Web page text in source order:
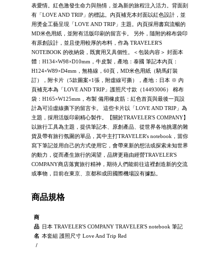
表愛情。紅色激發生命力與熱情，並為新的旅程注入活力。背面刻
有「LOVE AND TRIP」的標誌。內頁補充本封面以紅色設計，並
用燙金工藝呈現「LOVE AND TRIP」主題。內頁採用書寫流暢的
MD米色用紙，並附有活版印刷的留言卡。 另外，隨附的棉布袋印
有原創設計，並且使用較厚的布料，作為 TRAVELER'S
NOTEBOOK 的收納袋，既實用又具個性。＜包裝內容＞ 封面本
體：H134×W98×D10mm，牛皮製，產地：泰國 筆記本內頁：
H124×W89×D4mm，無格線，60頁，MD米色用紙（騎馬釘裝
訂），附卡片（5款圖案×1張，附虛線可撕），產地：日本 ※ 內
頁補充本為「LOVE AND TRIP」護照尺寸款（14493006） 棉布
袋：H165×W125mm，布製 備用橡皮筋：紅色首頁與最後一頁設
計為可沿虛線撕下的留言卡。 這些卡片以「LOVE AND TRIP」為
主題，採用活版印刷精心製作。【關於TRAVELER'S COMPANY】
以旅行工具為主題，提供筆記本、原創產品、從世界各地挑選的雜
貨及帶有旅行氛圍的單品，其中主打TRAVELER's notebook，當你
寫下筆記並用自己的方式使用它，會帶來新的想法或探索未知世界
的動力，從而產生旅行的渴望，品牌更藉由經營TRAVELER'S
COMPANY商店落實旅行精神，期待人們能前往這裡創造新的交流
或事物，目前在東京、京都和成田國際機場設有據點。
商品規格
商
品
名
/
日本 TRAVELER'S COMPANY TRAVELER'S notebook 筆記
本套組 護照尺寸 Love And Trip Red